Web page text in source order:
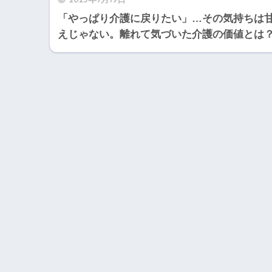
「やっぱり介護に戻りたい」…その気持ちは
えじゃない。離れて気づいた介護の価値とは